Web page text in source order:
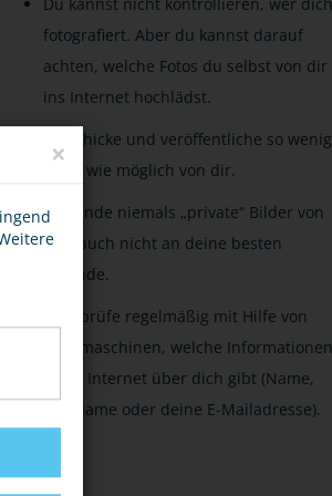
fotografiert. Aber du kannst darauf
achten, welche Fotos du selbst von dir
ins Internet hochlädst.
Verschicke und veröffentliche so wenig
Fotos wie möglich von dir.
Versende niemals „private“ Bilder von
dir - auch nicht an deine besten
Freunde.
Überprüfe regelmäßig mit Hilfe von
Suchmaschinen, welche Informationen
es im Internet über dich gibt (Name,
Nickname oder deine E-Mailadresse).
×